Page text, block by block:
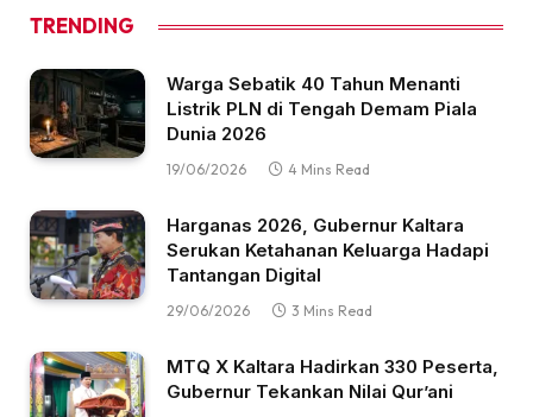
TRENDING
Warga Sebatik 40 Tahun Menanti
Listrik PLN di Tengah Demam Piala
Dunia 2026
19/06/2026 4 Mins Read
Harganas 2026, Gubernur Kaltara
Serukan Ketahanan Keluarga Hadapi
Tantangan Digital
29/06/2026 3 Mins Read
MTQ X Kaltara Hadirkan 330 Peserta,
Gubernur Tekankan Nilai Qur’ani